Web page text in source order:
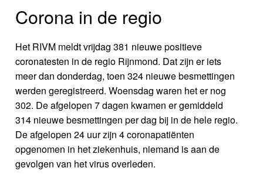
Corona in de regio
Het RIVM meldt vrijdag 381 nieuwe positieve
coronatesten in de regio Rijnmond. Dat zijn er iets
meer dan donderdag, toen 324 nieuwe besmettingen
werden geregistreerd. Woensdag waren het er nog
302. De afgelopen 7 dagen kwamen er gemiddeld
314 nieuwe besmettingen per dag bij in de hele regio.
De afgelopen 24 uur zijn 4 coronapatiënten
opgenomen in het ziekenhuis, niemand is aan de
gevolgen van het virus overleden.